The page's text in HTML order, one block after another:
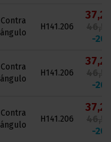
Contra
ángulo
H141.206
-
Contra
ángulo
H141.206
-
Contra
ángulo
H141.206
-